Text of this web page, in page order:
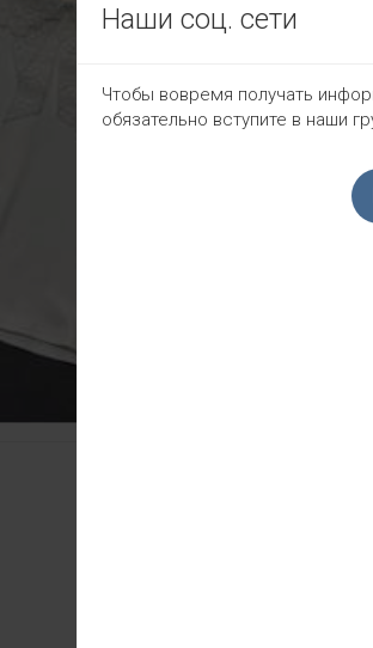
Наши соц. сети
Чтобы вовремя получать
обязательно вступите в наши